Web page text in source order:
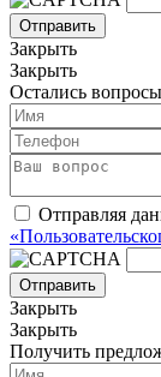
Отправить
Закрыть
Закрыть
Остались
Отправляя
Отправить
Закрыть
Закрыть
Получить